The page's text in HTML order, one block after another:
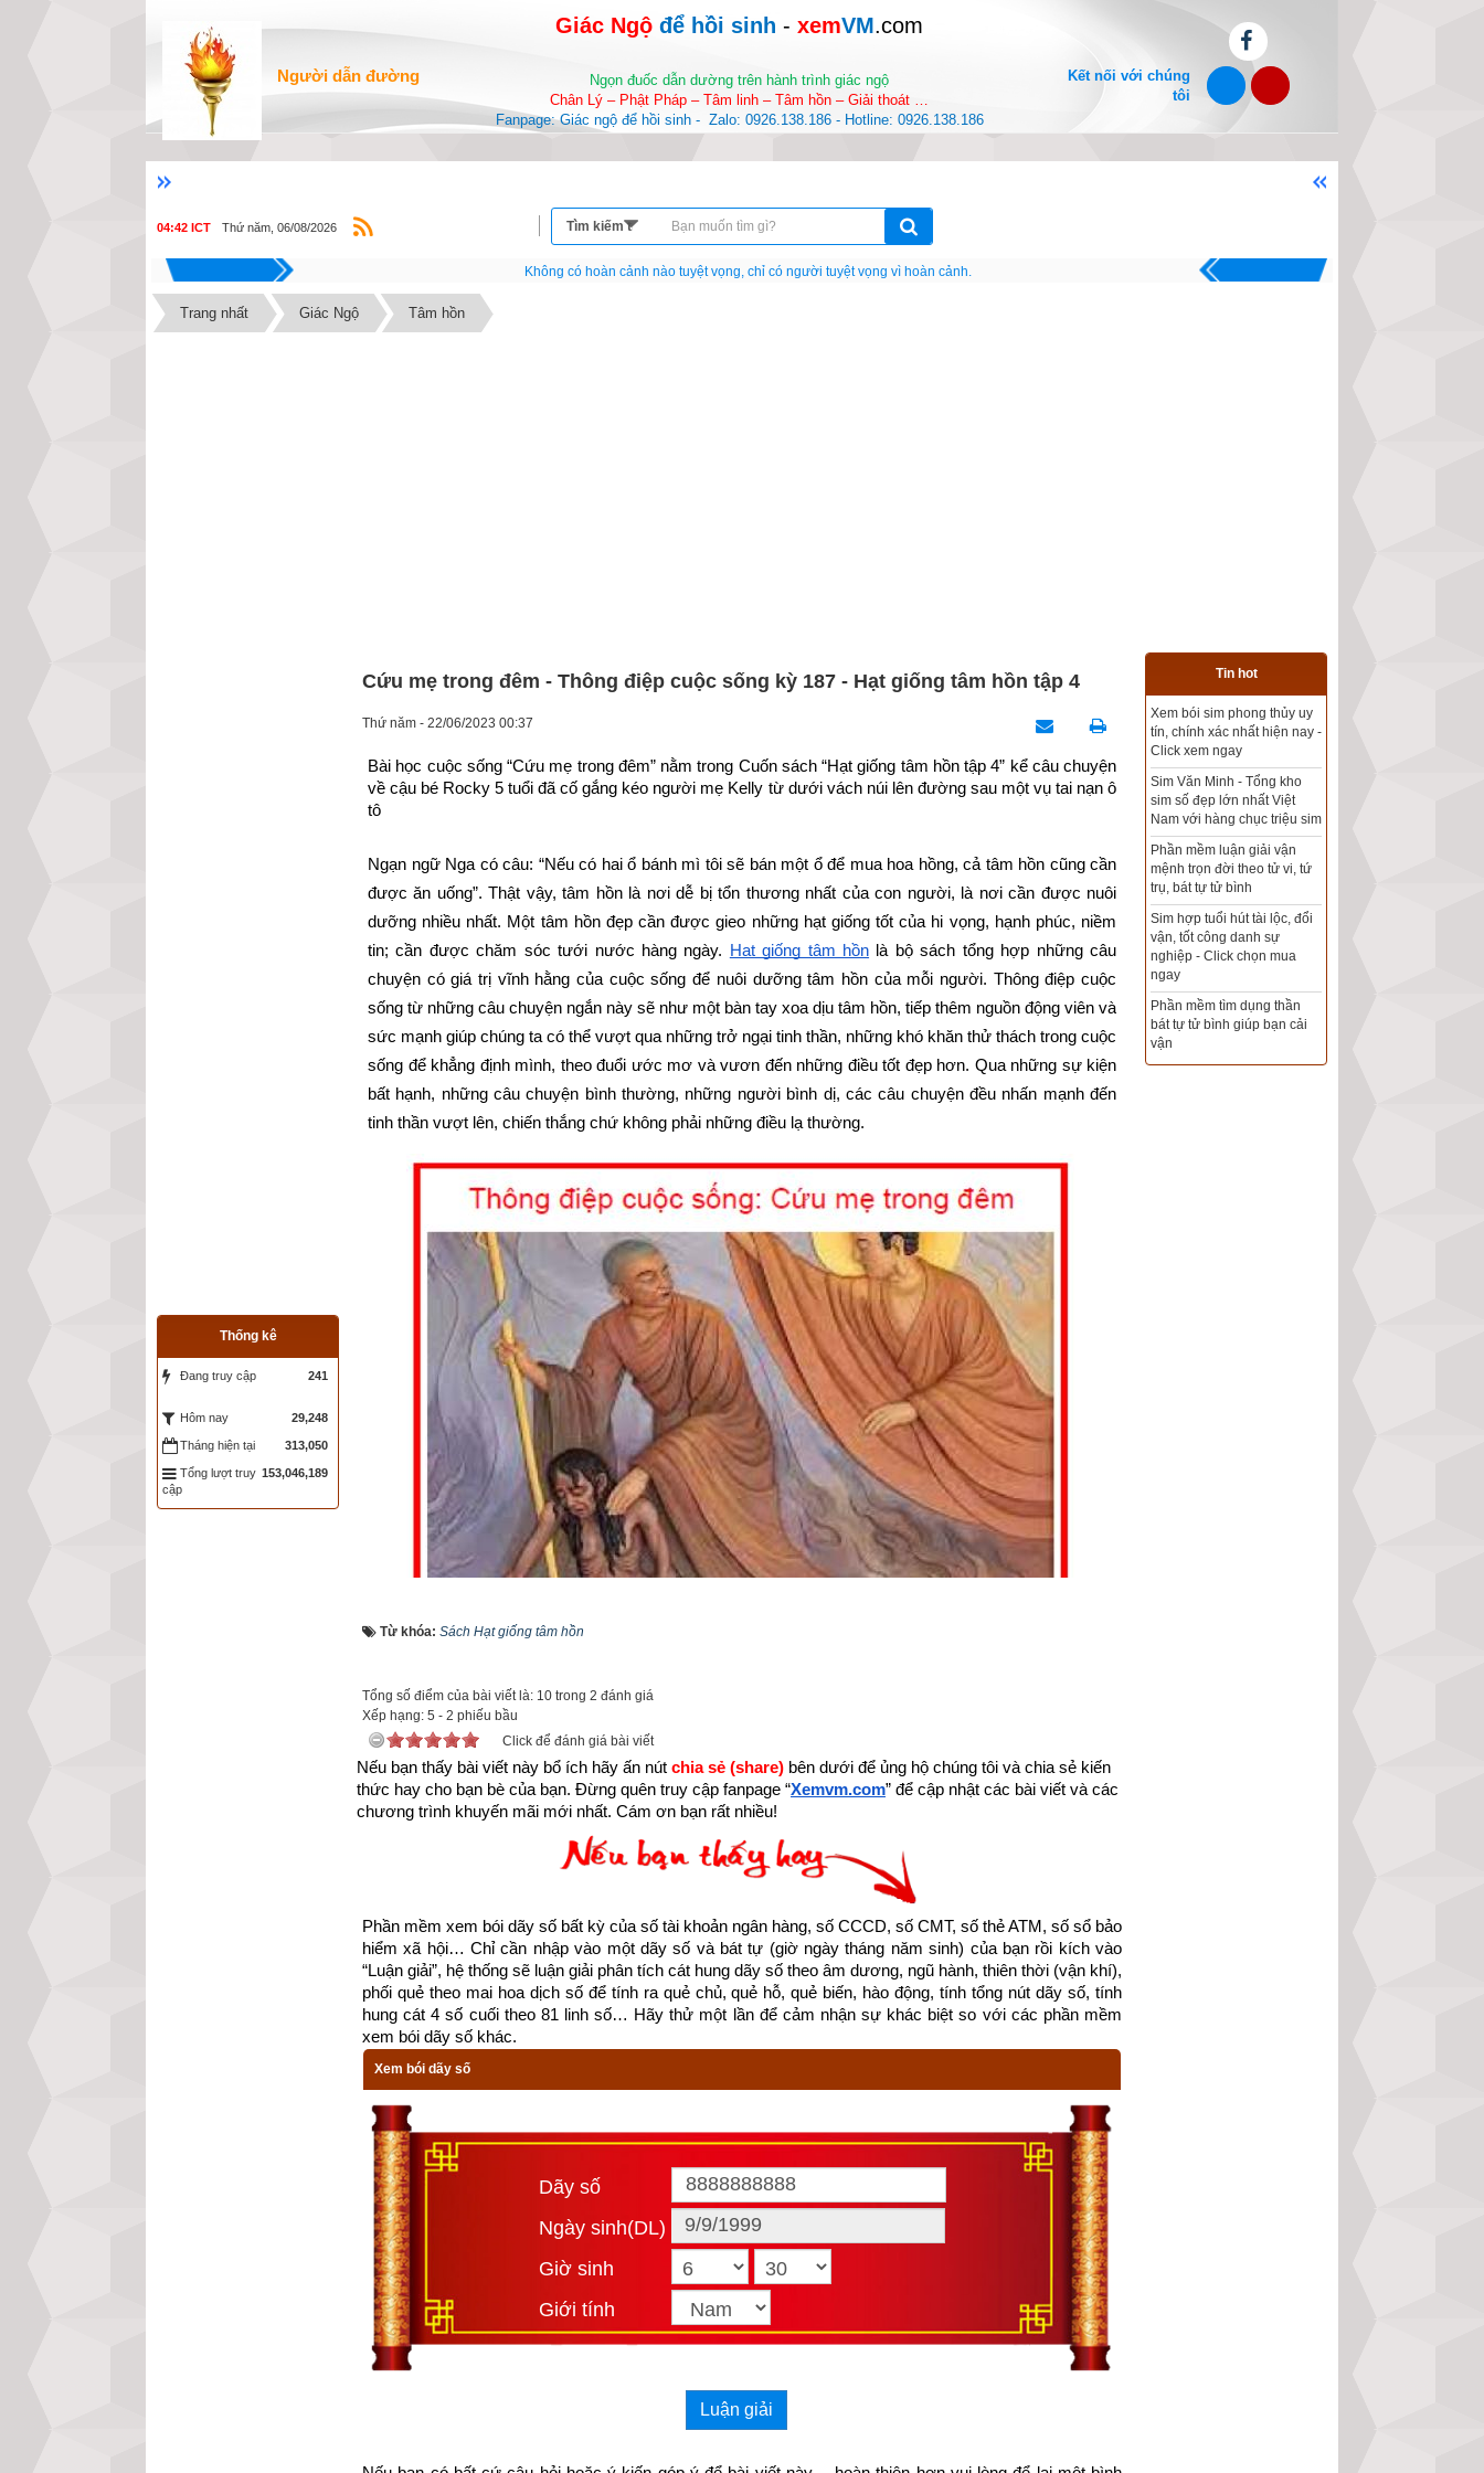
Người dẫn đường
Giác Ngộ để hồi sinh - xemVM.com
Ngọn đuốc dẫn dường trên hành trình giác ngộ
Chân Lý – Phật Pháp – Tâm linh – Tâm hồn – Giải thoát …
Fanpage: Giác ngộ để hồi sinh -  Zalo: 0926.138.186 - Hotline: 0926.138.186
Kết nối với chúng
tôi
Chào mừng bạn đến với
04:42 ICT Thứ năm, 06/08/2026
Nếu như không chịu học tập thì cho dù đi vạn dặm đường cũng chỉ là anh đưa thư.
Trang nhất Giác Ngộ Tâm hồn
Cứu mẹ trong đêm - Thông điệp cuộc sống kỳ 187 - Hạt giống tâm hồn tập 4
Thứ năm - 22/06/2023 00:37
Bài học cuộc sống “Cứu mẹ trong đêm” nằm trong Cuốn sách “Hạt giống tâm hồn tập 4” kể câu chuyện
về cậu bé Rocky 5 tuổi đã cố gắng kéo người mẹ Kelly từ dưới vách núi lên đường sau một vụ tai nạn ô
tô
Ngạn ngữ Nga có câu: “Nếu có hai ổ bánh mì tôi sẽ bán một ổ để mua hoa hồng, cả tâm hồn cũng cần
được ăn uống”. Thật vậy, tâm hồn là nơi dễ bị tổn thương nhất của con người, là nơi cần được nuôi
dưỡng nhiều nhất. Một tâm hồn đẹp cần được gieo những hạt giống tốt của hi vọng, hạnh phúc, niềm
tin; cần được chăm sóc tưới nước hàng ngày.
Hạt giống tâm hồn là bộ sách tổng hợp những câu
chuyện có giá trị vĩnh hằng của cuộc sống để nuôi dưỡng tâm hồn của mỗi người. Thông điệp cuộc
sống từ những câu chuyện ngắn này sẽ như một bàn tay xoa dịu tâm hồn, tiếp thêm nguồn động viên và
sức mạnh giúp chúng ta có thể vượt qua những trở ngại tinh thần, những khó khăn thử thách trong cuộc
sống để khẳng định mình, theo đuổi ước mơ và vươn đến những điều tốt đẹp hơn. Qua những sự kiện
bất hạnh, những câu chuyện bình thường, những người bình dị, các câu chuyện đều nhấn mạnh đến
tinh thần vượt lên, chiến thắng chứ không phải những điều lạ thường.
giúp họ vực dậy tinh thần, vượt qua nghịch cảnh để viết tiếp hành trình ước mơ, đạt được thành công
trong cuộc sống,
Xemvm.com xin hân hạnh giới thiệu tới độc giả trọn bộ 11
hồn. Kích vào link sau:
https://xemvm.com/thu-vien-ebooks/sach-ky-nang-song/link-tai-sach-hat-giong-tam-hon-pdf-10.html
để tải về Ebook Sách Hạt giống tâm hồn hoặc liên hệ Zalo: 0926.138.186 để nhận trực tiếp file pdf.
Sau đây là Câu chuyện về Cứu mẹ trong đêm được trích từ Cuốn “Hạt giống tâm hồn tập 4” của nhà
xuất bản tổng hợp TP. Hồ Chí Minh
Từ khóa: Sách Hạt giống tâm hồn
Tổng số điểm của bài viết là: 10 trong 2 đánh giá
Xếp hạng: 5 - 2 phiếu bầu
Click để đánh giá bài viết
Nếu bạn thấy bài viết này bổ ích hãy ấn nút chia sẻ (share) bên dưới để ủng hộ chúng tôi và chia sẻ kiến
thức hay cho bạn bè của bạn. Đừng quên truy cập fanpage “Xemvm.com” để cập nhật các bài viết và các
chương trình khuyến mãi mới nhất. Cám ơn bạn rất nhiều!
Phần mềm xem bói dãy số bất kỳ của số tài khoản ngân hàng, số CCCD, số CMT, số thẻ ATM, số sổ bảo
hiểm xã hội… Chỉ cần nhập vào một dãy số và bát tự (giờ ngày tháng năm sinh) của bạn rồi kích vào
“Luận giải”, hệ thống sẽ luận giải phân tích cát hung dãy số theo âm dương, ngũ hành, thiên thời (vận khí),
phối quẻ theo mai hoa dịch số để tính ra quẻ chủ, quẻ hỗ, quẻ biến, hào động, tính tổng nút dãy số, tính
hung cát 4 số cuối theo 81 linh số… Hãy thử một lần để cảm nhận sự khác biệt so với các phần mềm
xem bói dãy số khác.
Xem bói dãy số
Dãy số
Ngày sinh(DL)
Giờ sinh
Giới tính
Luận giải
Tin hot
Xem bói sim phong thủy uy
tín, chính xác nhất hiện nay -
Sim Văn Minh - Tổng kho
sim số đẹp lớn nhất Việt
Nam với hàng chục triệu sim
mệnh trọn đời theo tử vi, tứ
trụ, bát tự tử bình
Sim hợp tuổi hút tài lộc, đổi
nghiệp - Click chọn mua
ngay
Phần mềm tìm dụng thần
vận
Tổng kho sim phong thủy -
Sim hợp tuổi - Sim hợp
Xem bói sim phong thủy
theo khoa học tử vi, tứ trụ
chính xác nhất
Mua sim Thần tài, Thần tài
theo bạn! Giao sim miễn phí
Xem ngày đẹp - chọn ngày
tốt khởi sự theo kinh dịch
chính xác nhất
Tổng Kho Sim Năm sinh 0x -
9x - 8x -7x -6x giá rẻ nhất thị
trường - Click xem ngay
Thống kê
Đang truy cập 241
Hôm nay 29,248
Tháng hiện tại 313,050
Tổng lượt truy
cập
153,046,189